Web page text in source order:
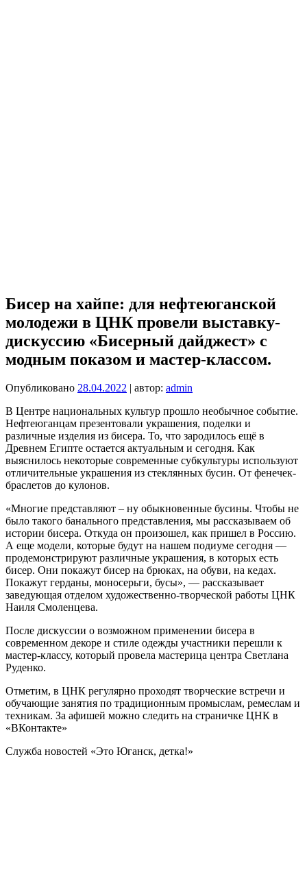
Бисер на хайпе: для нефтеюганской
молодежи в ЦНК провели выставку-
дискуссию «Бисерный дайджест» с
модным показом и мастер-классом.
Опубликовано 28.04.2022 | автор: admin
В Центре национальных культур прошло необычное событие.
Нефтеюганцам презентовали украшения, поделки и
различные изделия из бисера. То, что зародилось ещё в
Древнем Египте остается актуальным и сегодня. Как
выяснилось некоторые современные субкультуры используют
отличительные украшения из стеклянных бусин. От фенечек-
браслетов до кулонов.
«Многие представляют – ну обыкновенные бусины. Чтобы не
было такого банального представления, мы рассказываем об
истории бисера. Откуда он произошел, как пришел в Россию.
А еще модели, которые будут на нашем подиуме сегодня —
продемонстрируют различные украшения, в которых есть
бисер. Они покажут бисер на брюках, на обуви, на кедах.
Покажут герданы, моносерьги, бусы», — рассказывает
заведующая отделом художественно-творческой работы ЦНК
Наиля Смоленцева.
После дискуссии о возможном применении бисера в
современном декоре и стиле одежды участники перешли к
мастер-классу, который провела мастерица центра Светлана
Руденко.
Отметим, в ЦНК регулярно проходят творческие встречи и
обучающие занятия по традиционным промыслам, ремеслам и
техникам. За афишей можно следить на страничке ЦНК в
«ВКонтакте»
Служба новостей «Это Юганск, детка!»